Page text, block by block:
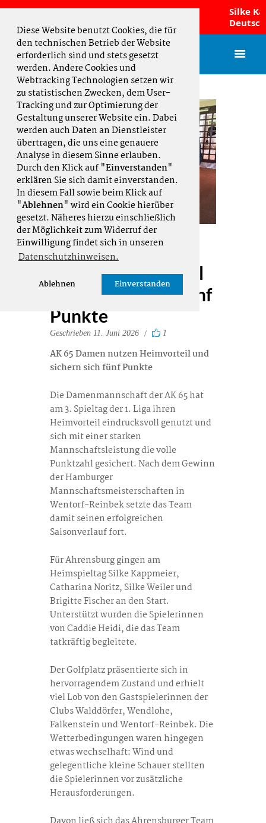
Diese Website benutzt Cookies, die für
den technischen Betrieb der Website
erforderlich sind und stets gesetzt
werden. Andere Cookies und
Webtracking Technologien setzen wir
zu statistischen Zwecken, dem User-
Tracking und zur Optimierung der
Gestaltung unserer Website ein. Dabei
werden auch Daten an Dienstleister
übertragen, die uns eine genauere
Analyse in diesem Sinne erlauben.
Durch den Klick auf "Einverstanden"
erklären Sie sich damit einverstanden.
In diesem Fall sowie beim Klick auf
"Ablehnen" wird ein Cookie hierüber
gesetzt. Näheres hierzu einschließlich
der Möglichkeit zum Widerruf der
Einwilligung findet sich in unseren
Datenschutzhinweisen.
Ablehnen Einverstanden
sind Norddeutscher
Silke
AK 65 Damen
nutzen Heimvorteil
und sichern sich fünf
Punkte
Geschrieben 11. Juni 2026 1
AK 65 Damen nutzen Heimvorteil und
sichern sich fünf Punkte
Die Damenmannschaft der AK 65 hat
am 3. Spieltag der 1. Liga ihren
Heimvorteil eindrucksvoll genutzt und
sich mit einer starken
Mannschaftsleistung die volle
Punktzahl gesichert. Nach dem Gewinn
der Hamburger
Mannschaftsmeisterschaften in
Wentorf-Reinbek setzte das Team
damit seinen erfolgreichen
Saisonverlauf fort.
Für Ahrensburg gingen am
Heimspieltag Silke Kappmeier,
Catharina Noritz, Silke Weiler und
Brigitte Fischer an den Start.
Unterstützt wurden die Spielerinnen
von Caddie Heidi, die das Team
tatkräftig begleitete.
Der Golfplatz präsentierte sich in
hervorragendem Zustand und erhielt
viel Lob von den Gastspielerinnen der
Clubs Walddörfer, Wendlohe,
Falkenstein und Wentorf-Reinbek. Die
Wetterbedingungen waren hingegen
etwas wechselhaft: Wind und
gelegentliche kleine Schauer stellten
die Spielerinnen vor zusätzliche
Herausforderungen.